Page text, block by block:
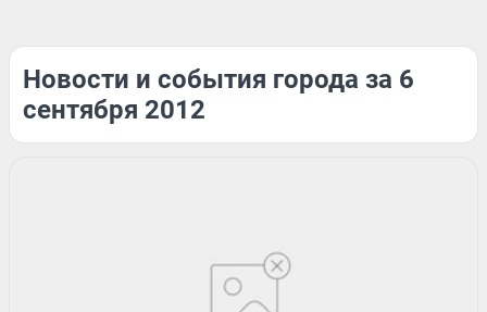
Новости и события города за 6
сентября 2012